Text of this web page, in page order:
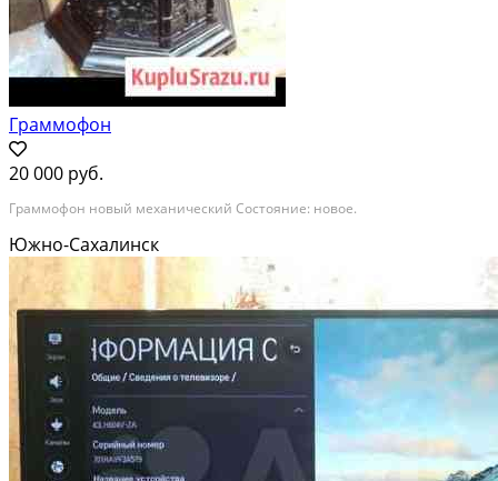
Граммофон
20 000 руб.
Граммофон новый механический Состояние: новое.
Южно-Сахалинск